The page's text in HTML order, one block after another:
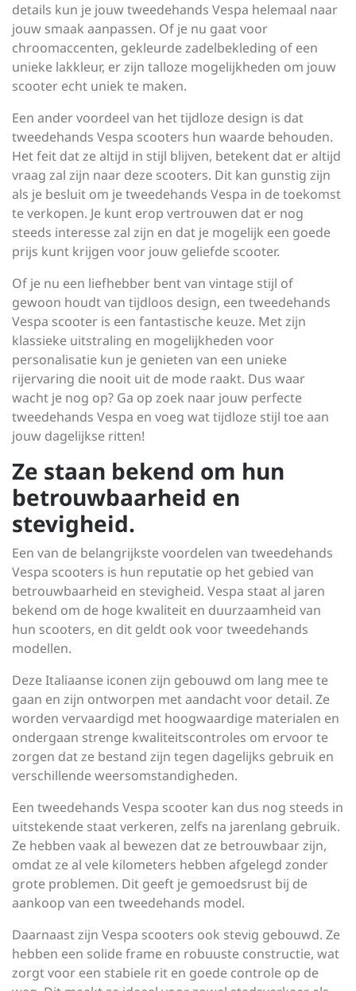
details kun je jouw tweedehands Vespa helemaal naar
jouw smaak aanpassen. Of je nu gaat voor
chroomaccenten, gekleurde zadelbekleding of een
unieke lakkleur, er zijn talloze mogelijkheden om jouw
scooter echt uniek te maken.
Een ander voordeel van het tijdloze design is dat
tweedehands Vespa scooters hun waarde behouden.
Het feit dat ze altijd in stijl blijven, betekent dat er altijd
vraag zal zijn naar deze scooters. Dit kan gunstig zijn
als je besluit om je tweedehands Vespa in de toekomst
te verkopen. Je kunt erop vertrouwen dat er nog
steeds interesse zal zijn en dat je mogelijk een goede
prijs kunt krijgen voor jouw geliefde scooter.
Of je nu een liefhebber bent van vintage stijl of
gewoon houdt van tijdloos design, een tweedehands
Vespa scooter is een fantastische keuze. Met zijn
klassieke uitstraling en mogelijkheden voor
personalisatie kun je genieten van een unieke
rijervaring die nooit uit de mode raakt. Dus waar
wacht je nog op? Ga op zoek naar jouw perfecte
tweedehands Vespa en voeg wat tijdloze stijl toe aan
jouw dagelijkse ritten!
Ze staan bekend om hun
betrouwbaarheid en
stevigheid.
Een van de belangrijkste voordelen van tweedehands
Vespa scooters is hun reputatie op het gebied van
betrouwbaarheid en stevigheid. Vespa staat al jaren
bekend om de hoge kwaliteit en duurzaamheid van
hun scooters, en dit geldt ook voor tweedehands
modellen.
Deze Italiaanse iconen zijn gebouwd om lang mee te
gaan en zijn ontworpen met aandacht voor detail. Ze
worden vervaardigd met hoogwaardige materialen en
ondergaan strenge kwaliteitscontroles om ervoor te
zorgen dat ze bestand zijn tegen dagelijks gebruik en
verschillende weersomstandigheden.
Een tweedehands Vespa scooter kan dus nog steeds in
uitstekende staat verkeren, zelfs na jarenlang gebruik.
Ze hebben vaak al bewezen dat ze betrouwbaar zijn,
omdat ze al vele kilometers hebben afgelegd zonder
grote problemen. Dit geeft je gemoedsrust bij de
aankoop van een tweedehands model.
Daarnaast zijn Vespa scooters ook stevig gebouwd. Ze
hebben een solide frame en robuuste constructie, wat
zorgt voor een stabiele rit en goede controle op de